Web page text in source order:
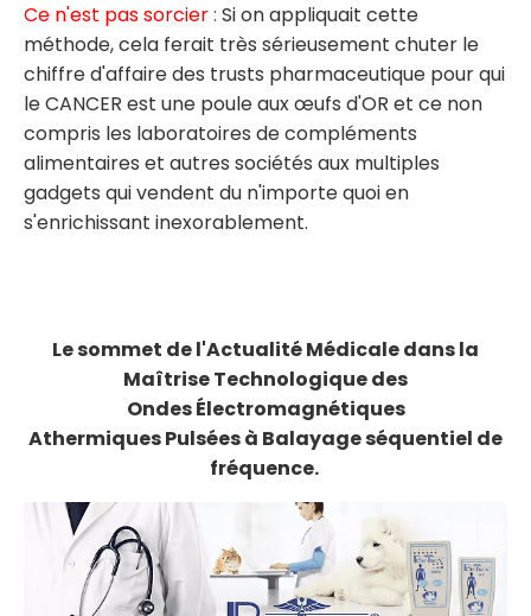
​Ce n'est pas sorcier : Si on appliquait cette
méthode, cela ferait très sérieusement chuter le
chiffre d'affaire des trusts pharmaceutique pour qui
le CANCER est une poule aux œufs d'OR et ce non
compris les laboratoires de compléments
alimentaires et autres sociétés aux multiples
gadgets qui vendent du n'importe quoi en
s'enrichissant inexorablement.
Le sommet de l'Actualité Médicale dans la
MaîtriseTechnologique des
Ondes Électromagnétiques
Athermiques Pulsées à Balayage séquentiel de
fréquence.